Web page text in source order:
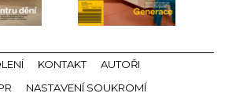
KONTAKT
AUTOŘI
NASTAVENÍ SOUKROMÍ